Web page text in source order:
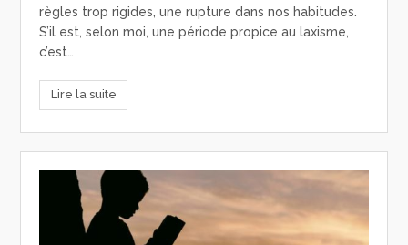
règles trop rigides, une rupture dans nos habitudes.
S’il est, selon moi, une période propice au laxisme,
c’est…
Lire la suite